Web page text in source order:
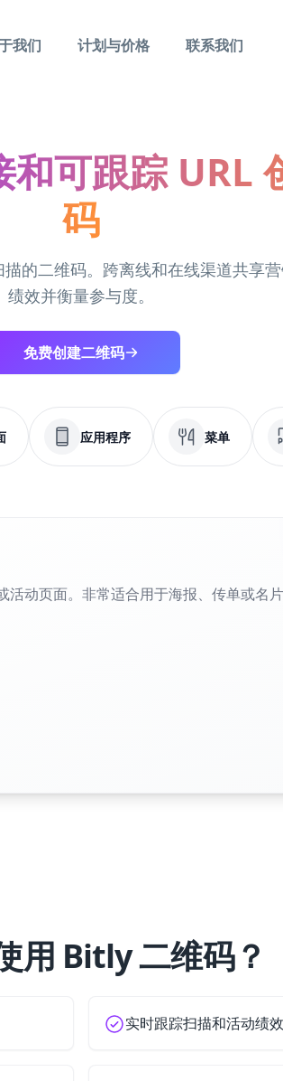
我们 计划与价格 联系我们
可跟踪 URL
码
的二维码。跨离线和在线渠道共享
绩效并衡量参与度。
免费创建二维码
应用程序 菜单
动页面。非常适合用于海报、传单或名
用 Bitly 二维码？
实时跟踪扫描和活动绩效